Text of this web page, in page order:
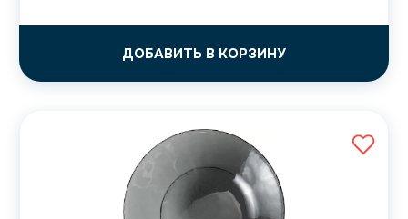
ДОБАВИТЬ В КОРЗИНУ